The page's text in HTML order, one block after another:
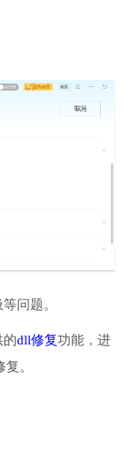
问题。
的dll修复功能，进
。